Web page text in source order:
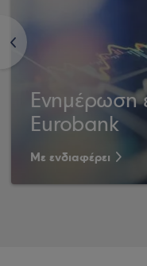
<
Ενημέρωση
Eurobank
Με ενδιαφέρει